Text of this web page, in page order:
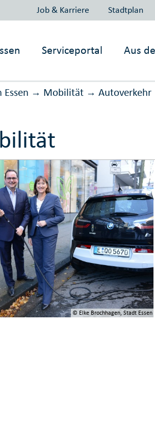
Job & Karriere Stadtplan
Serviceportal Aus
Essen → Mobilität → Auto­verkehr
© Elke Brochhagen, Stadt Essen